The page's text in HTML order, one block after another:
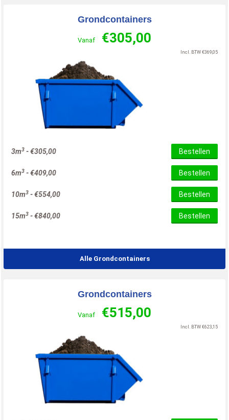
Grondcontainers
Vanaf €305,00
Incl. BTW €369,05
3m3 -€305,00 Bestellen
6m3 -€409,00 Bestellen
10m3 -€554,00 Bestellen
15m3 -€840,00 Bestellen
Alle Grondcontainers
Grondcontainers
Vanaf €515,00
Incl. BTW €623,15